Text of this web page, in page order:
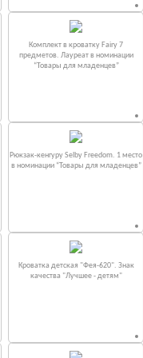
Комплект в кроватку Fаiry 7
предметов. Лауреат в номинации
“Товары для младенцев”
Рюкзак-кенгуру Selby Freedom. 1 место
в номинации “Товары для младенцев”
Кроватка детская "Фея-620". Знак
качества "Лучшее - детям"